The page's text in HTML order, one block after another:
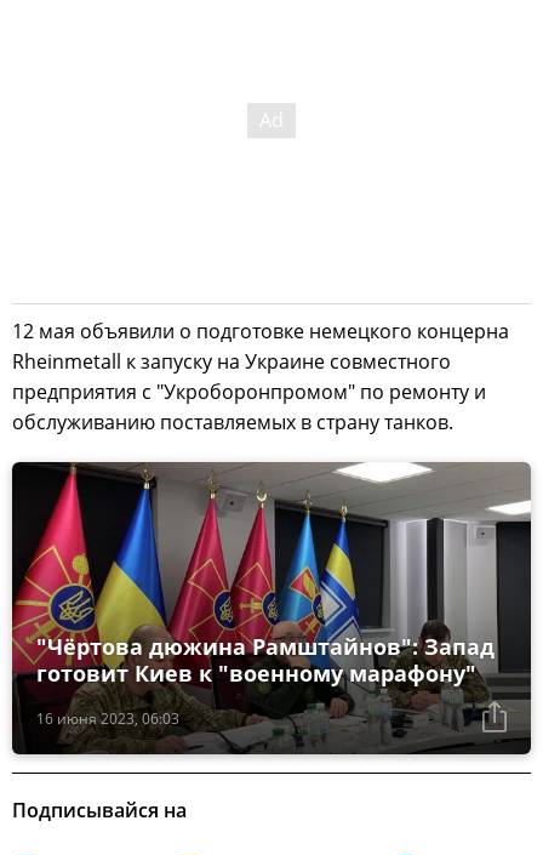
12 мая объявили о подготовке немецкого концерна
Rheinmetall к запуску на Украине совместного
предприятия с "Укроборонпромом" по ремонту и
обслуживанию поставляемых в страну танков.
16 июня 2023, 06:03
"Чёртова дюжина Рамштайнов": Запад
готовит Киев к "военному марафону"
Подписывайся на